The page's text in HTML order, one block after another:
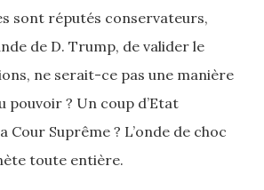
sont réputés conservateurs,
de D. Trump, de valider le
ne serait-ce pas une manière
pouvoir ? Un coup d’Etat
Cour Suprême ? L’onde de choc
toute entière.